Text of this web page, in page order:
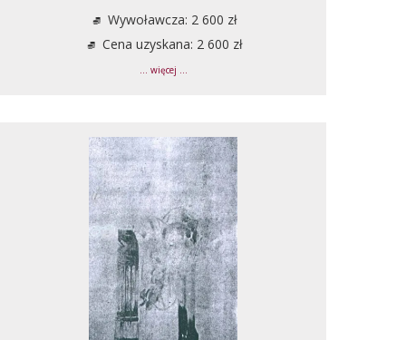
Wywoławcza: 2 600 zł
Cena uzyskana: 2 600 zł
... więcej ...